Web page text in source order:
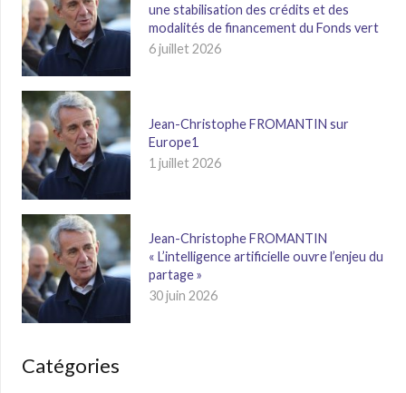
une stabilisation des crédits et des
modalités de financement du Fonds vert
6 juillet 2026
Jean-Christophe FROMANTIN sur
Europe1
1 juillet 2026
Jean-Christophe FROMANTIN
« L’intelligence artificielle ouvre l’enjeu du
partage »
30 juin 2026
Catégories